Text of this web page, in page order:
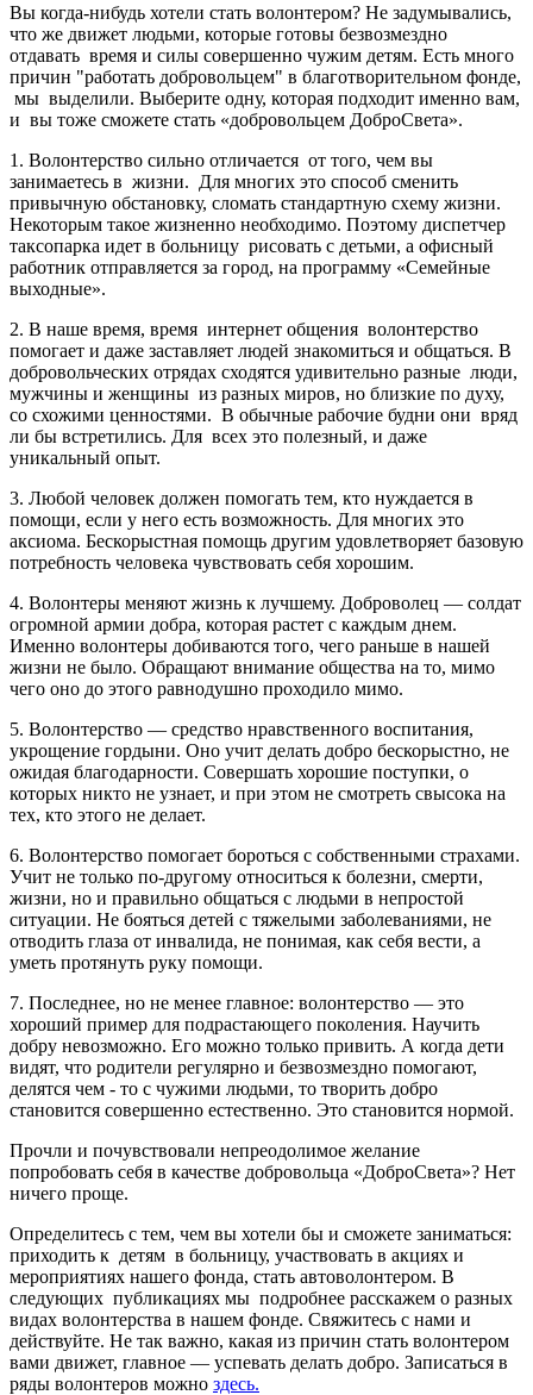
Вы когда-нибудь хотели стать волонтером? Не задумывались,
что же движет людьми, которые готовы безвозмездно
отдавать время и силы совершенно чужим детям. Есть много
причин "работать добровольцем" в благотворительном фонде,
мы выделили. Выберите одну, которая подходит именно вам,
и вы тоже сможете стать «добровольцем ДоброСвета».
1. Волонтерство сильно отличается от того, чем вы
занимаетесь в жизни. Для многих это способ сменить
привычную обстановку, сломать стандартную схему жизни.
Некоторым такое жизненно необходимо. Поэтому диспетчер
таксопарка идет в больницу рисовать с детьми, а офисный
работник отправляется за город, на программу «Семейные
выходные».
2. В наше время, время интернет общения волонтерство
помогает и даже заставляет людей знакомиться и общаться. В
добровольческих отрядах сходятся удивительно разные люди,
мужчины и женщины из разных миров, но близкие по духу,
со схожими ценностями. В обычные рабочие будни они вряд
ли бы встретились. Для всех это полезный, и даже
уникальный опыт.
3. Любой человек должен помогать тем, кто нуждается в
помощи, если у него есть возможность. Для многих это
аксиома. Бескорыстная помощь другим удовлетворяет базовую
потребность человека чувствовать себя хорошим.
4. Волонтеры меняют жизнь к лучшему. Доброволец — солдат
огромной армии добра, которая растет с каждым днем.
Именно волонтеры добиваются того, чего раньше в нашей
жизни не было. Обращают внимание общества на то, мимо
чего оно до этого равнодушно проходило мимо.
5. Волонтерство — средство нравственного воспитания,
укрощение гордыни. Оно учит делать добро бескорыстно, не
ожидая благодарности. Совершать хорошие поступки, о
которых никто не узнает, и при этом не смотреть свысока на
тех, кто этого не делает.
6. Волонтерство помогает бороться с собственными страхами.
Учит не только по-другому относиться к болезни, смерти,
жизни, но и правильно общаться с людьми в непростой
ситуации. Не бояться детей с тяжелыми заболеваниями, не
отводить глаза от инвалида, не понимая, как себя вести, а
уметь протянуть руку помощи.
7. Последнее, но не менее главное: волонтерство — это
хороший пример для подрастающего поколения. Научить
добру невозможно. Его можно только привить. А когда дети
видят, что родители регулярно и безвозмездно помогают,
делятся чем - то с чужими людьми, то творить добро
становится совершенно естественно. Это становится нормой.
Прочли и почувствовали непреодолимое желание
попробовать себя в качестве добровольца «ДоброСвета»? Нет
ничего проще.
Определитесь с тем, чем вы хотели бы и сможете заниматься:
приходить к детям в больницу, участвовать в акциях и
мероприятиях нашего фонда, стать автоволонтером. В
следующих публикациях мы подробнее расскажем о разных
видах волонтерства в нашем фонде. Свяжитесь с нами и
действуйте. Не так важно, какая из причин стать волонтером
вами движет, главное — успевать делать добро. Записаться в
ряды волонтеров можно здесь.